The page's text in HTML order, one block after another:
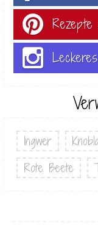
Ingwer
Rote Beete